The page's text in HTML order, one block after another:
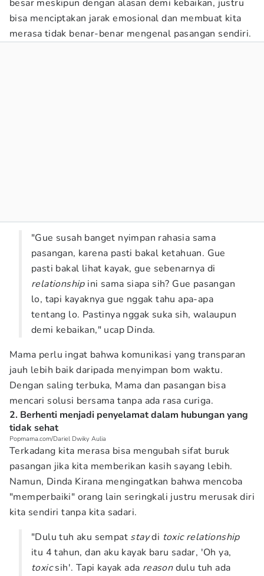
besar meskipun dengan alasan demi kebaikan, justru
bisa menciptakan jarak emosional dan membuat kita
merasa tidak benar-benar mengenal pasangan sendiri.
"Gue susah banget nyimpan rahasia sama
pasangan, karena pasti bakal ketahuan. Gue
pasti bakal lihat kayak, gue sebenarnya di
relationshipini sama siapa sih? Gue pasangan
lo, tapi kayaknya gue nggak tahu apa-apa
tentang lo. Pastinya nggak suka sih, walaupun
demi kebaikan," ucap Dinda.
Mama perlu ingat bahwa komunikasi yang transparan
jauh lebih baik daripada menyimpan bom waktu.
Dengan saling terbuka, Mama dan pasangan bisa
mencari solusi bersama tanpa ada rasa curiga.
2. Berhenti menjadi penyelamat dalam hubungan yang
tidak sehat
Popmama.com/Dariel Dwiky Aulia
Terkadang kita merasa bisa mengubah sifat buruk
pasangan jika kita memberikan kasih sayang lebih.
Namun, Dinda Kirana mengingatkan bahwa mencoba
"memperbaiki" orang lain seringkali justru merusak diri
kita sendiri tanpa kita sadari.
"Dulu tuh aku sempat staydi toxic relationship
itu 4 tahun, dan aku kayak baru sadar, 'Oh ya,
toxicsih'. Tapi kayak ada reasondulu tuh ada